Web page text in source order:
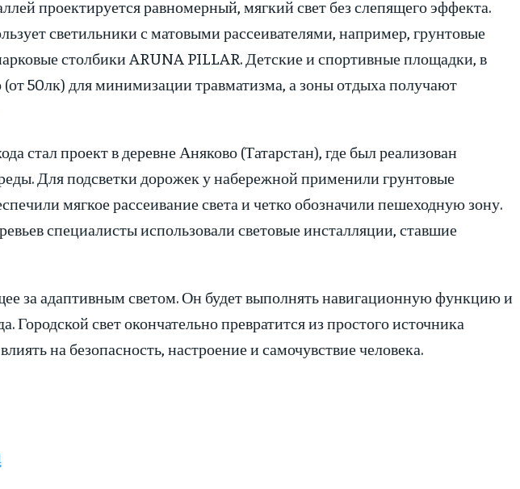
проектируется равномерный, мягкий свет без слепящего эффекта.
светильники с матовыми рассеивателями, например, грунтовые
столбики ARUNA PILLAR. Детские и спортивные площадки, в
50лк) для минимизации травматизма, а зоны отдыха получают
стал проект в деревне Аняково (Татарстан), где был реализован
Для подсветки дорожек у набережной применили грунтовые
мягкое рассеивание света и четко обозначили пешеходную зону.
специалисты использовали световые инсталляции, ставшие
за адаптивным светом. Он будет выполнять навигационную функцию и
Городской свет окончательно превратится из простого источника
на безопасность, настроение и самочувствие человека.